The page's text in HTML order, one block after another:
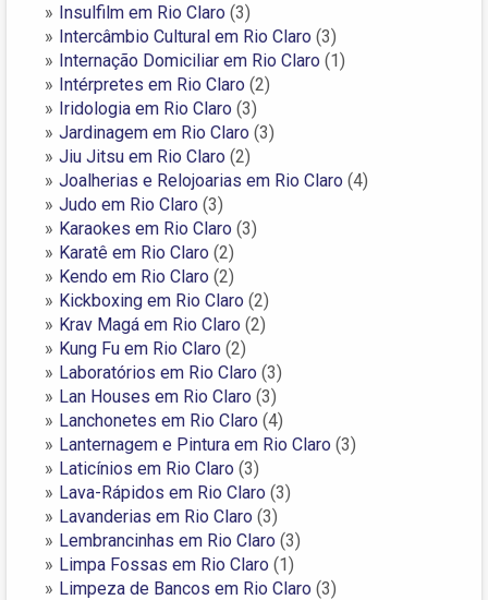
Insulfilm em Rio Claro (3)
Intercâmbio Cultural em Rio Claro (3)
Internação Domiciliar em Rio Claro (1)
Intérpretes em Rio Claro (2)
Iridologia em Rio Claro (3)
Jardinagem em Rio Claro (3)
Jiu Jitsu em Rio Claro (2)
Joalherias e Relojoarias em Rio Claro (4)
Judo em Rio Claro (3)
Karaokes em Rio Claro (3)
Karatê em Rio Claro (2)
Kendo em Rio Claro (2)
Kickboxing em Rio Claro (2)
Krav Magá em Rio Claro (2)
Kung Fu em Rio Claro (2)
Laboratórios em Rio Claro (3)
Lan Houses em Rio Claro (3)
Lanchonetes em Rio Claro (4)
Lanternagem e Pintura em Rio Claro (3)
Laticínios em Rio Claro (3)
Lava-Rápidos em Rio Claro (3)
Lavanderias em Rio Claro (3)
Lembrancinhas em Rio Claro (3)
Limpa Fossas em Rio Claro (1)
Limpeza de Bancos em Rio Claro (3)